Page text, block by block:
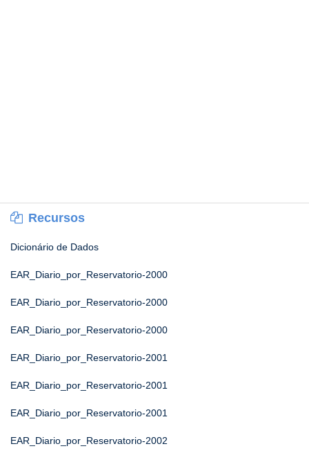
Recursos
Dicionário de Dados
EAR_Diario_por_Reservatorio-2000
EAR_Diario_por_Reservatorio-2000
EAR_Diario_por_Reservatorio-2000
EAR_Diario_por_Reservatorio-2001
EAR_Diario_por_Reservatorio-2001
EAR_Diario_por_Reservatorio-2001
EAR_Diario_por_Reservatorio-2002